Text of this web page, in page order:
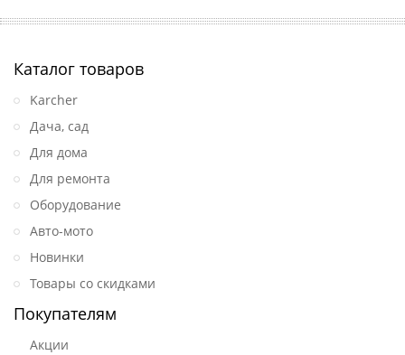
Каталог товаров
Karcher
Дача, сад
Для дома
Для ремонта
Оборудование
Авто-мото
Новинки
Товары со скидками
Покупателям
Акции